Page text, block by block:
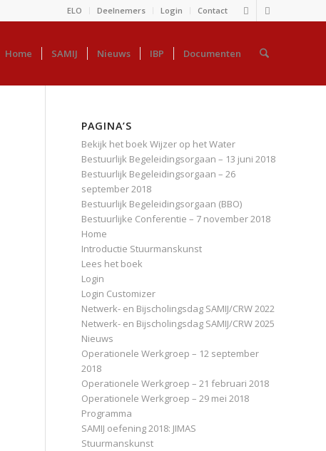
ELO Deelnemers Login Contact
Home SAMIJ Nieuws IBP Documenten
PAGINA’S
Bekijk het boek Wijzer op het Water
Bestuurlijk Begeleidingsorgaan – 13 juni 2018
Bestuurlijk Begeleidingsorgaan – 26
september 2018
Bestuurlijk Begeleidingsorgaan (BBO)
Bestuurlijke Conferentie – 7 november 2018
Home
Introductie Stuurmanskunst
Lees het boek
Login
Login Customizer
Netwerk- en Bijscholingsdag SAMIJ/CRW 2022
Netwerk- en Bijscholingsdag SAMIJ/CRW 2025
Nieuws
Operationele Werkgroep – 12 september
2018
Operationele Werkgroep – 21 februari 2018
Operationele Werkgroep – 29 mei 2018
Programma
SAMIJ oefening 2018: JIMAS
Stuurmanskunst